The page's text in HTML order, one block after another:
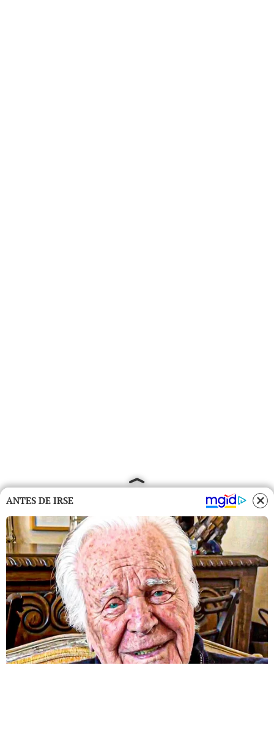
ANTES DE IRSE